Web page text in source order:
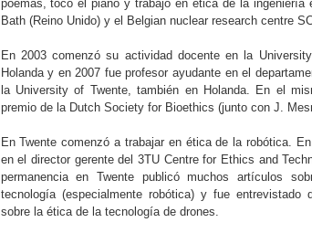
poemas, tocó el piano y trabajó en ética de la ingeniería
Bath (Reino Unido) y el Belgian nuclear research centre
En 2003 comenzó su actividad docente en la
Holanda y en 2007 fue profesor ayudante en el
la University of Twente, también en Holanda. En el
premio de la Dutch Society for Bioethics (junto con J.
En Twente comenzó a trabajar en ética de la robótica.
en el director gerente del 3TU Centre for Ethics and
permanencia en Twente publicó muchos artículos
tecnología (especialmente robótica) y fue entrevistado
sobre la ética de la tecnología de drones.